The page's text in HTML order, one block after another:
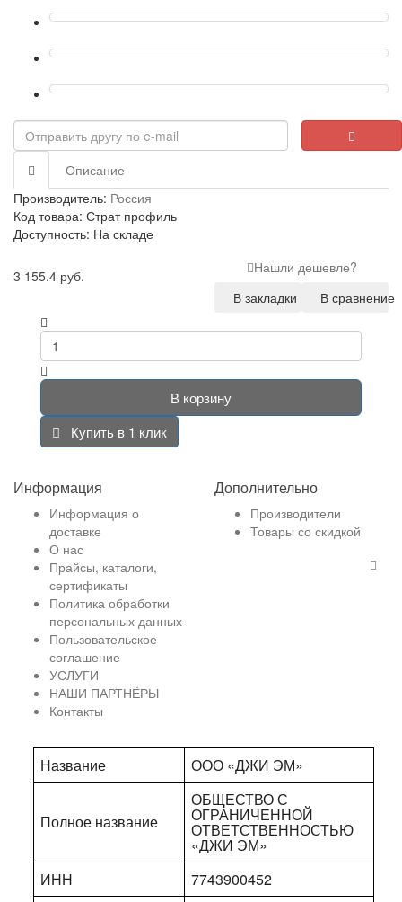
Описание
Производитель: Россия
Код товара: Страт профиль
Доступность: На складе
3 155.4 руб.
Нашли дешевле?
В закладки
В сравнение
В корзину
Купить в 1 клик
Информация
Информация о
доставке
О нас
Прайсы, каталоги,
сертификаты
Политика обработки
персональных данных
Пользовательское
соглашение
УСЛУГИ
НАШИ ПАРТНЁРЫ
Контакты
Дополнительно
Производители
Товары со скидкой
Название ООО «ДЖИ ЭМ»
Полное название
ОБЩЕСТВО С
ОГРАНИЧЕННОЙ
ОТВЕТСТВЕННОСТЬЮ
«ДЖИ ЭМ»
ИНН
7743900452